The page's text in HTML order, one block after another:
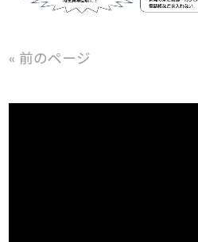
« 前のページ